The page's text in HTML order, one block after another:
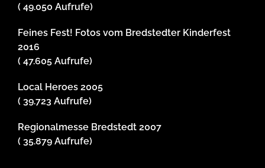
( 49.050 Aufrufe)
Feines Fest! Fotos vom Bredstedter Kinderfest
2016
( 47.605 Aufrufe)
Local Heroes 2005
( 39.723 Aufrufe)
Regionalmesse Bredstedt 2007
( 35.879 Aufrufe)